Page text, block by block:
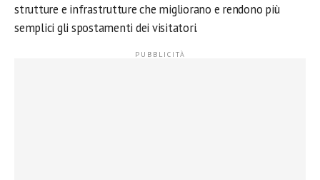
strutture e infrastrutture che migliorano e rendono più
semplici gli spostamenti dei visitatori.